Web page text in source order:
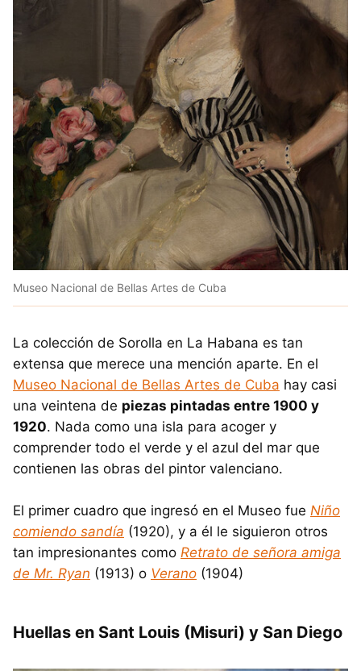
Museo Nacional de Bellas Artes de Cuba
La colección de Sorolla en La Habana es tan
extensa que merece una mención aparte. En el
Museo Nacional de Bellas Artes de Cuba hay casi
una veintena de piezas pintadas entre 1900 y
1920. Nada como una isla para acoger y
comprender todo el verde y el azul del mar que
contienen las obras del pintor valenciano.
El primer cuadro que ingresó en el Museo fue Niño
comiendo sandía (1920), y a él le siguieron otros
tan impresionantes como Retrato de señora amiga
de Mr. Ryan (1913) o Verano (1904)
Huellas en Sant Louis (Misuri) y San Diego